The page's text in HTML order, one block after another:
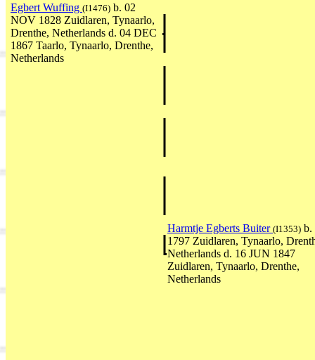
Egbert Wuffing (I1476) b. 02
NOV 1828 Zuidlaren, Tynaarlo,
Drenthe, Netherlands d. 04 DEC
1867 Taarlo, Tynaarlo, Drenthe,
Netherlands
Harmtje Egberts Buiter (I1353) b.
1797 Zuidlaren, Tynaarlo,
Netherlands d. 16 JUN 1847
Zuidlaren, Tynaarlo, Drenthe,
Netherlands